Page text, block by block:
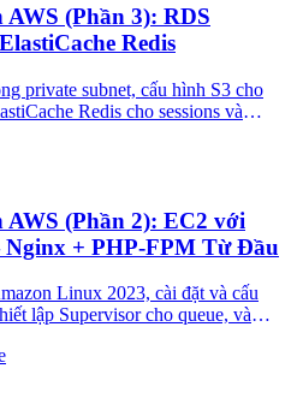
(Phần 3): RDS
Redis
private subnet, cấu hình S3 cho
Redis cho sessions và
(Phần 2): EC2 với
+ PHP-FPM Từ Đầu
Linux 2023, cài đặt và cấu
lập Supervisor cho queue, và